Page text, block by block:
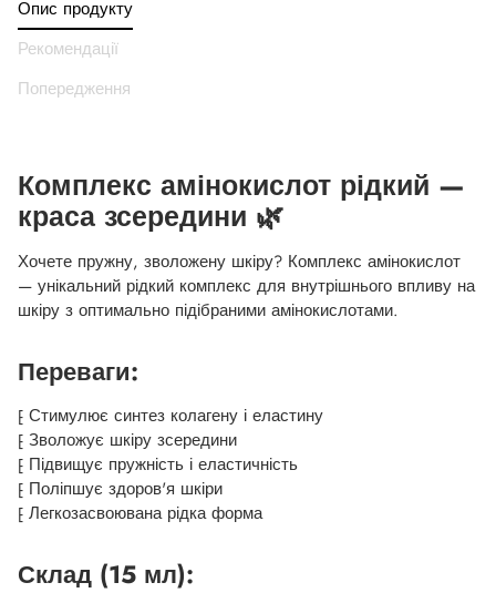
до
вашего
Опис продукту
Рекомендації
Попередження
Комплекс амінокислот рідкий —
краса зсередини 🌿
Хочете пружну, зволожену шкіру? Комплекс амінокислот
— унікальний рідкий комплекс для внутрішнього впливу на
шкіру з оптимально підібраними амінокислотами.
Переваги:
⁅ Стимулює синтез колагену і еластину
⁅ Зволожує шкіру зсередини
⁅ Підвищує пружність і еластичність
⁅ Поліпшує здоров'я шкіри
⁅ Легкозасвоювана рідка форма
Склад (15 мл):